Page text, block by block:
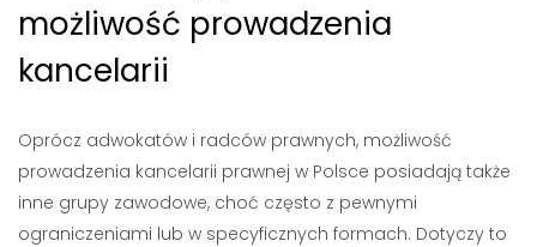
możliwość prowadzenia
kancelarii
Oprócz adwokatów i radców prawnych, możliwość
prowadzenia kancelarii prawnej w Polsce posiadają także
inne grupy zawodowe, choć często z pewnymi
ograniczeniami lub w specyficznych formach. Dotyczy to